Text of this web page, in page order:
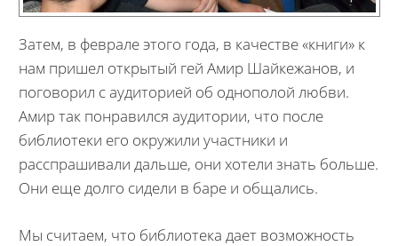
Затем, в феврале этого года, в качестве «книги» к
нам пришел открытый гей Амир Шайкежанов, и
поговорил с аудиторией об однополой любви.
Амир так понравился аудитории, что после
библиотеки его окружили участники и
расспрашивали дальше, они хотели знать больше.
Они еще долго сидели в баре и общались.
Мы считаем, что библиотека дает возможность